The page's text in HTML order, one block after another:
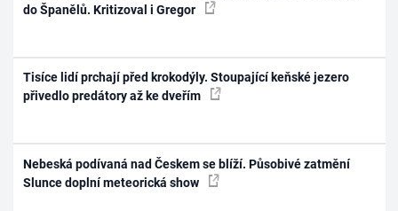
do Španělů. Kritizoval i Gregor
Tisíce lidí prchají před krokodýly. Stoupající keňské jezero
přivedlo predátory až ke dveřím
Nebeská podívaná nad Českem se blíží. Působivé zatmění
Slunce doplní meteorická show